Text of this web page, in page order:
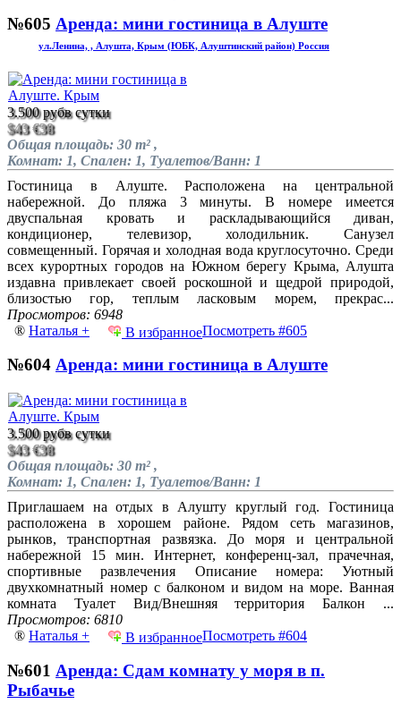
№605 Аренда: мини гостиница в Алуште
ул.Ленина, , Алушта, Крым (ЮБК, Алуштинский район) Россия
3.500 рубв сутки
$43 €38
Общая площадь: 30 m² ,
Комнат: 1, Спален: 1, Туалетов/Ванн: 1
Гостиница в Алуште. Расположена на центральной
набережной. До пляжа 3 минуты. В номере имеется
двуспальная кровать и раскладывающийся диван,
кондиционер, телевизор, холодильник. Санузел
совмещенный. Горячая и холодная вода круглосуточно. Среди
всех курортных городов на Южном берегу Крыма, Алушта
издавна привлекает своей роскошной и щедрой природой,
близостью гор, теплым ласковым морем, прекрас...
Просмотров: 6948
® Наталья + В избранноеПосмотреть #605
№604 Аренда: мини гостиница в Алуште
3.500 рубв сутки
$43 €38
Общая площадь: 30 m² ,
Комнат: 1, Спален: 1, Туалетов/Ванн: 1
Приглашаем на отдых в Алушту круглый год. Гостиница
расположена в хорошем районе. Рядом сеть магазинов,
рынков, транспортная развязка. До моря и центральной
набережной 15 мин. Интернет, конференц-зал, прачечная,
спортивные развлечения Описание номера: Уютный
двухкомнатный номер с балконом и видом на море. Ванная
комната Туалет Вид/Внешняя территория Балкон ...
Просмотров: 6810
® Наталья + В избранноеПосмотреть #604
№601 Аренда: Сдам комнату у моря в п.
Рыбачье